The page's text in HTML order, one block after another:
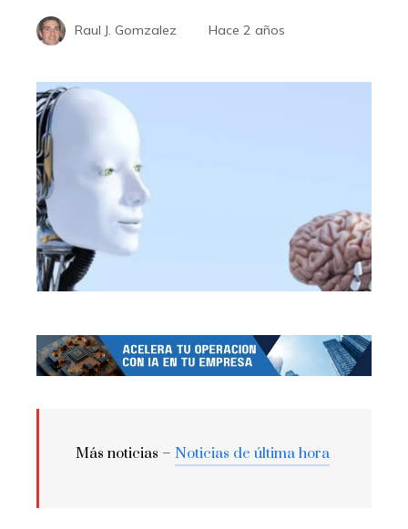
Raul J. Gomzalez Hace 2 años
Más noticias – Noticias de última hora